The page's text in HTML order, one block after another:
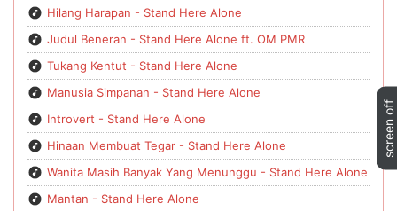
Hilang Harapan - Stand Here Alone
Judul Beneran - Stand Here Alone ft. OM PMR
Tukang Kentut - Stand Here Alone
Manusia Simpanan - Stand Here Alone
Introvert - Stand Here Alone
Hinaan Membuat Tegar - Stand Here Alone
Wanita Masih Banyak Yang Menunggu - Stand Here Alone
Mantan - Stand Here Alone